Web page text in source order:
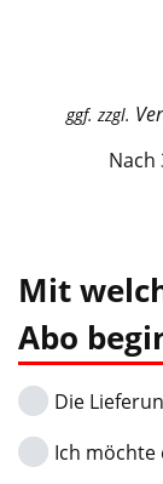
ggf. zzgl.
Nach
Mit
Abo
Die
Ich möchte